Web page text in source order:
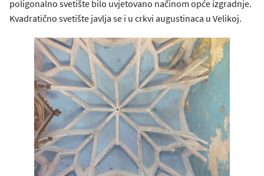
poligonalno svetište bilo uvjetovano načinom opće izgradnje.
Kvadratično svetište javlja se i u crkvi augustinaca u Velikoj.